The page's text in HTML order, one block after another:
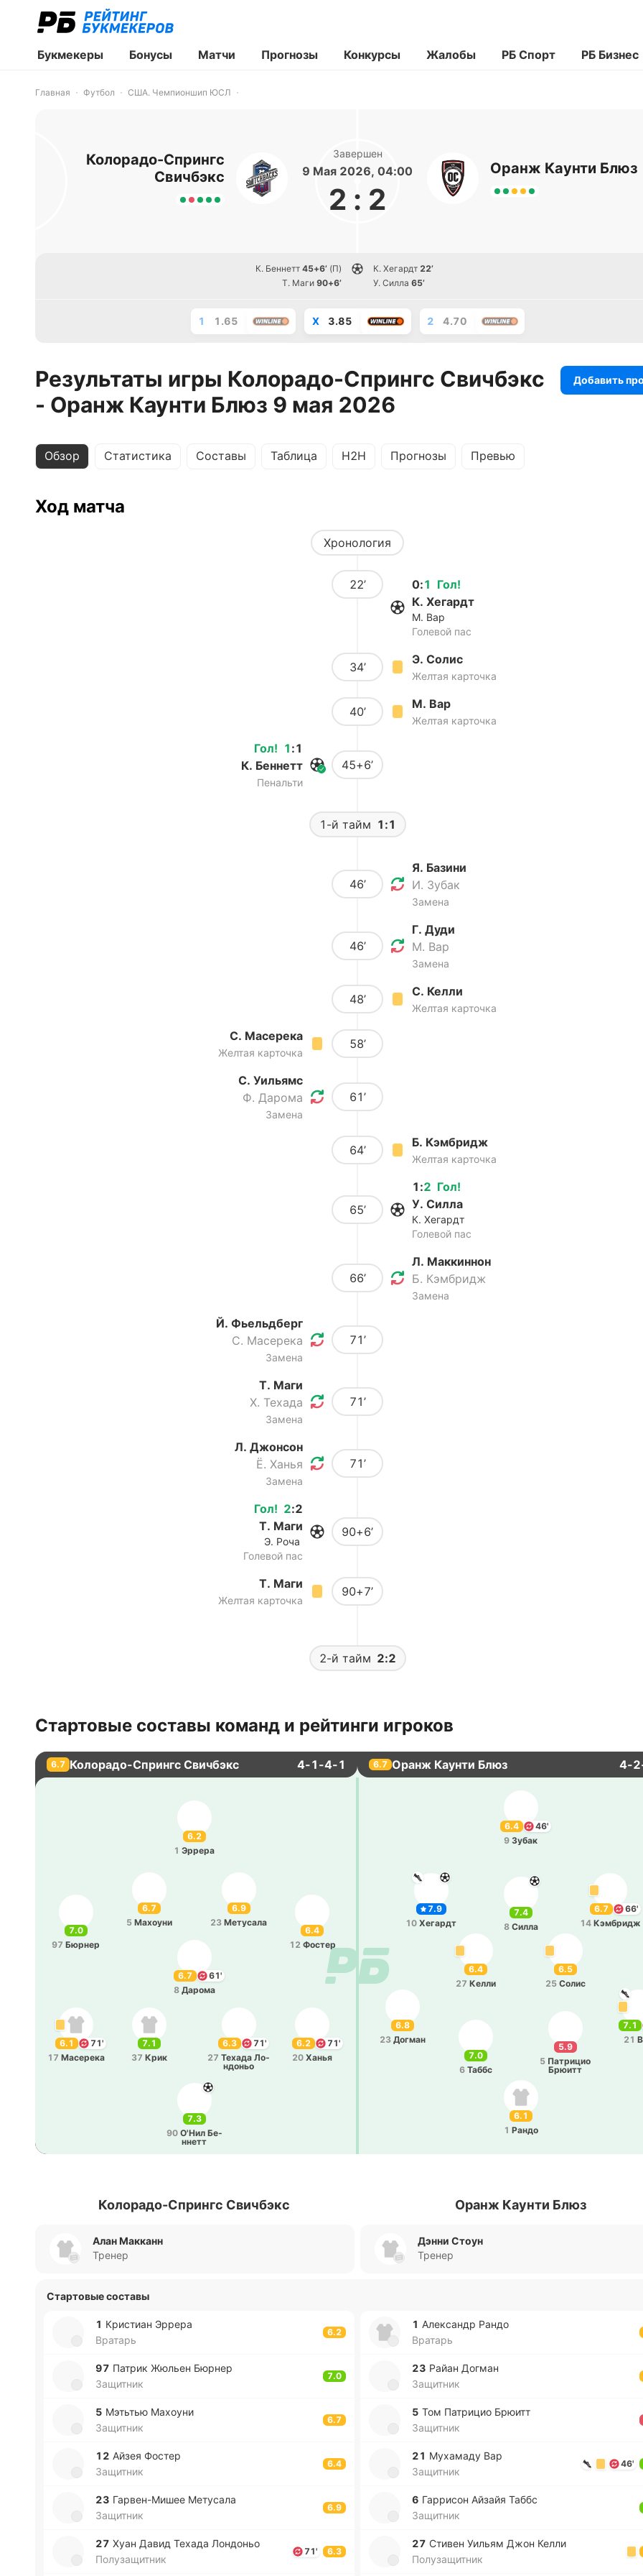
Букмекеры Бонусы Матчи Прогнозы Конкурсы Жалобы РБ Спорт РБ Бизнес
Главная Футбол США. Чемпионшип ЮСЛ
Колорадо-Спрингс
Свичбэкс
Завершен
9 Мая 2026, 04:00
2 : 2
Оранж Каунти Блюз
К. Беннетт 45+6’ (П)
Т. Маги 90+6’
К. Хегардт 22’
У. Силла 65’
1 1.65 X 3.85 2 4.70
Результаты игры Колорадо-Спрингс Свичбэкс
- Оранж Каунти Блюз 9 мая 2026
Добавить
Обзор Статистика Составы Таблица H2H Прогнозы Превью
Ход матча
Хронология
22’ Гол!
0:1
К. Хегардт
М. Вар
Голевой пас
34’
Э. Солис
Желтая карточка
40’
М. Вар
Желтая карточка
Гол! 1 :1
К. Беннетт
Пенальти
45+6’
1-й тайм 1:1
46’
Я. Базини
И. Зубак
Замена
46’
Г. Дуди
М. Вар
Замена
48’
С. Келли
Желтая карточка
С. Масерека
Желтая карточка
58’
С. Уильямс
Ф. Дарома
Замена
61’
64’
Б. Кэмбридж
Желтая карточка
65’
Гол!
1 :2
У. Силла
К. Хегардт
Голевой пас
66’
Л. Маккиннон
Б. Кэмбридж
Замена
Й. Фьельдберг
С. Масерека
Замена
71’
Т. Маги
Х. Техада
Замена
71’
Л. Джонсон
Ё. Ханья
Замена
71’
Гол! 2:2
Т. Маги
Э. Роча
Голевой пас
90+6’
Т. Маги
Желтая карточка
90+7’
2-й тайм 2:2
Стартовые составы команд и рейтинги игроков
6.7 Колорадо-Спрингс Свичбэкс 4-1-4-1 6.7 Оранж Каунти Блюз 4-
6.2
1 Эррера
7.0
97 Бюрнер
6.7
5 Ма­хоу­ни
6.4
12 Фостер
6.9
23 Ме­ту­са­ла
6.3
71'
27 Техада Ло­
ндо­ньо
6.7
61'
8 Дарома
6.2
71'
20 Ханья
7.1
37 Крик
6.1
71'
17 Ма­се­ре­ка
7.3
90 О'Нил Бе­
ннетт
6.1
1 Рандо
6.8
23 Догман
5.9
5 Па­три­цио
Брюитт
7.1
21
7.0
6 Таббс
6.4
27 Келли
7.9
10 Хе­гардт
6.7
66'
14 Кэ­мбридж
7.4
8 Силла
6.5
25 Солис
6.4
46'
9 Зубак
Колорадо-Спрингс Свичбэкс Оранж Каунти Блюз
Алан Макканн
Тренер
Дэнни Стоун
Тренер
Стартовые составы
1 Кри­стиан Эррера
Вратарь
6.2
97 Патрик Жюльен Бюрнер
Защитник
7.0
5 Мэ­тьтью Ма­хоу­ни
Защитник
6.7
12 Айзея Фостер
Защитник
6.4
23 Га­рве­н-Ми­шее Ме­ту­са­ла
Защитник
6.9
27 Хуан Давид Техада Ло­ндо­ньо
Полузащитник
71' 6.3
1 Але­ксандр Рандо
Вратарь
23 Райан Догман
Защитник
5 Том Па­три­цио Брюитт
Защитник
21 Му­ха­ма­ду Вар
Защитник
46'
6 Га­рри­сон Айзайя Таббс
Защитник
27 Стивен Уильям Джон Келли
Полузащитник